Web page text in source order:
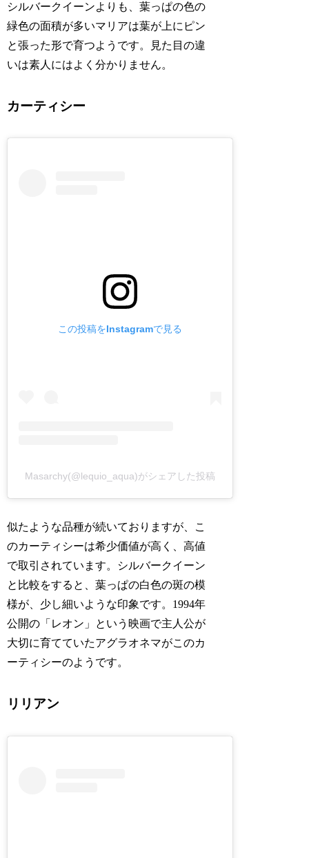
シルバークイーンよりも、葉っぱの色の
緑色の面積が多いマリアは葉が上にピン
と張った形で育つようです。見た目の違
いは素人にはよく分かりません。
カーティシー
この投稿をInstagramで見る
Masarchy(@lequio_aqua)がシェアした投稿
似たような品種が続いておりますが、こ
のカーティシーは希少価値が高く、高値
で取引されています。シルバークイーン
と比較をすると、葉っぱの白色の斑の模
様が、少し細いような印象です。1994年
公開の「レオン」という映画で主人公が
大切に育てていたアグラオネマがこのカ
ーティシーのようです。
リリアン